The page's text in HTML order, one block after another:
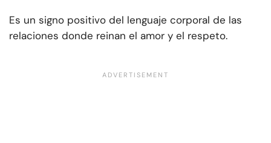
Es un signo positivo del lenguaje corporal de las
relaciones donde reinan el amor y el respeto.